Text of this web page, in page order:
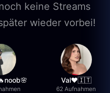
keine Streams
wieder vorbei!
Val❤️🇮🇹
62 Aufnahmen